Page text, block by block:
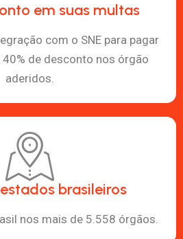
em suas multas
com o SNE para pagar
de desconto nos órgão
aderidos.
brasileiros
nos mais de 5.558 órgãos.